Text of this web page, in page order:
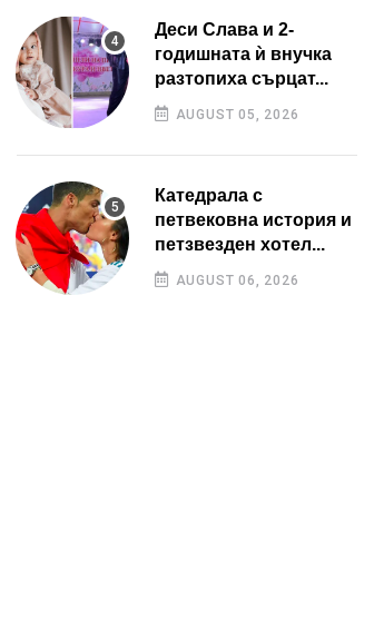
Деси Слава и 2-
годишната ѝ внучка
разтопиха сърцат...
AUGUST 05, 2026
Катедрала с
петвековна история и
петзвезден хотел...
AUGUST 06, 2026